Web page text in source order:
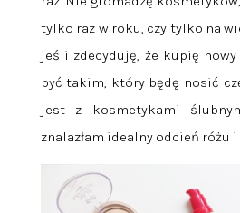
tylko raz w roku, czy tylko na
jeśli zdecyduję, że kupię
być takim, który będę nosić
jest z kosmetykami
znalazłam idealny odcień różu